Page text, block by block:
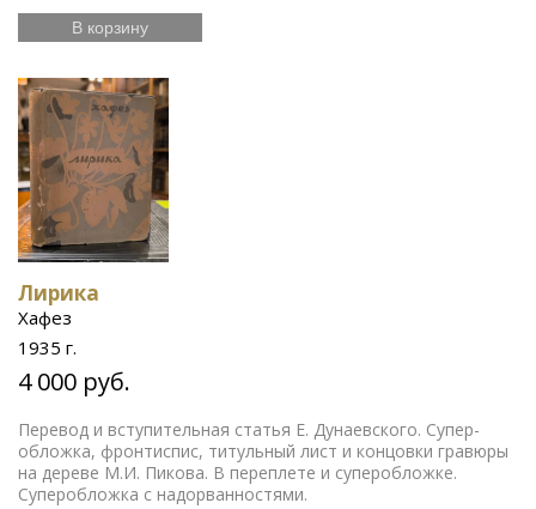
В корзину
Лирика
Хафез
1935 г.
4 000 руб.
Перевод и вступительная статья Е. Дунаевского. Супер-
обложка, фронтиспис, титульный лист и концовки гравюры
на дереве М.И. Пикова. В переплете и суперобложке.
Суперобложка с надорванностями.